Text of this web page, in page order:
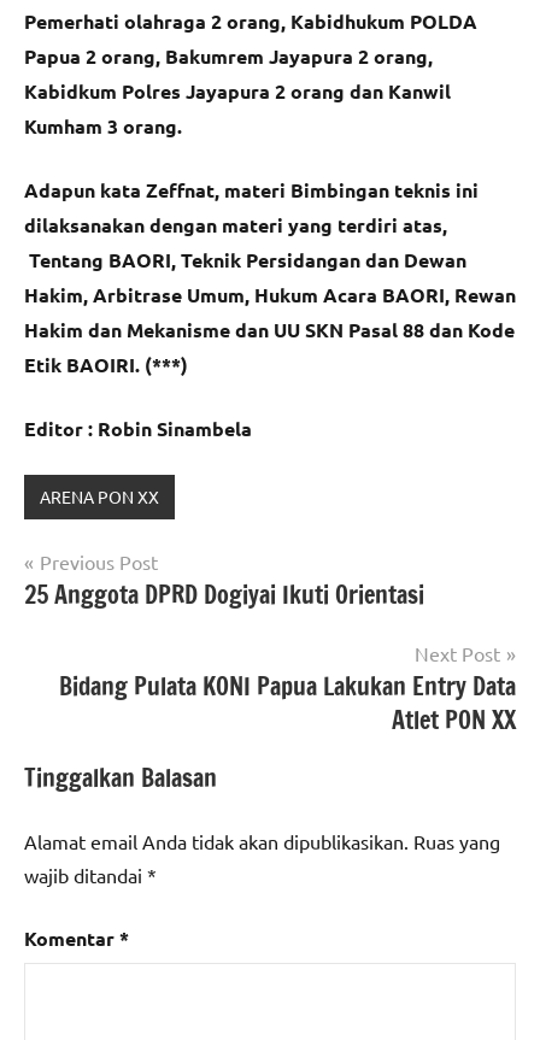
Pemerhati olahraga 2 orang, Kabidhukum POLDA
Papua 2 orang, Bakumrem Jayapura 2 orang,
Kabidkum Polres Jayapura 2 orang dan Kanwil
Kumham 3 orang.
Adapun kata Zeffnat, materi Bimbingan teknis ini
dilaksanakan dengan materi yang terdiri atas,
Tentang BAORI, Teknik Persidangan dan Dewan
Hakim, Arbitrase Umum, Hukum Acara BAORI, Rewan
Hakim dan Mekanisme dan UU SKN Pasal 88 dan Kode
Etik BAOIRI. (***)
Editor : Robin Sinambela
ARENA PON XX
Navigasi
pos
Previous Post
25 Anggota DPRD Dogiyai Ikuti Orientasi
Next Post
Bidang Pulata KONI Papua Lakukan Entry Data
Atlet PON XX
Tinggalkan Balasan
Alamat email Anda tidak akan dipublikasikan. Ruas yang
wajib ditandai *
Komentar*